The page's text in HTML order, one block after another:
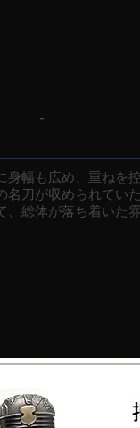
-
身幅も広め、重ねを
名刀が収められてい
、総体が落ち着いた